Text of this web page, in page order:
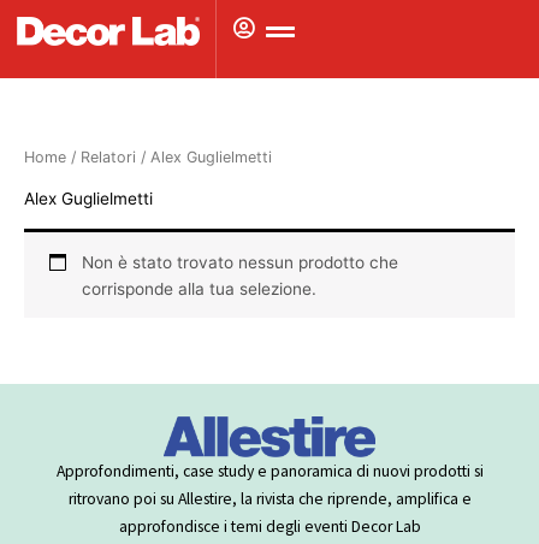
Home / Relatori / Alex Guglielmetti
Alex Guglielmetti
Non è stato trovato nessun prodotto che
corrisponde alla tua selezione.
Approfondimenti, case study e panoramica di nuovi prodotti si
ritrovano poi su Allestire, la rivista che riprende, amplifica e
approfondisce i temi degli eventi Decor Lab